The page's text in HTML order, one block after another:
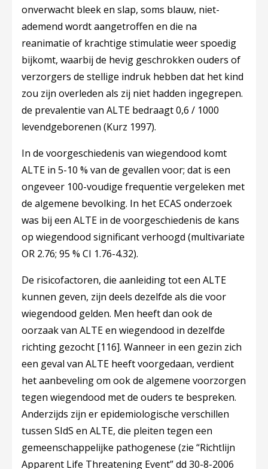
onverwacht bleek en slap, soms blauw, niet-
ademend wordt aangetroffen en die na
reanimatie of krachtige stimulatie weer spoedig
bijkomt, waarbij de hevig geschrokken ouders of
verzorgers de stellige indruk hebben dat het kind
zou zijn overleden als zij niet hadden ingegrepen.
de prevalentie van ALTE bedraagt 0,6 / 1000
levendgeborenen (Kurz 1997).
In de voorgeschiedenis van wiegendood komt
ALTE in 5-10 % van de gevallen voor; dat is een
ongeveer 100-voudige frequentie vergeleken met
de algemene bevolking. In het ECAS onderzoek
was bij een ALTE in de voorgeschiedenis de kans
op wiegendood significant verhoogd (multivariate
OR 2.76; 95 % CI 1.76-4.32).
De risicofactoren, die aanleiding tot een ALTE
kunnen geven, zijn deels dezelfde als die voor
wiegendood gelden. Men heeft dan ook de
oorzaak van ALTE en wiegendood in dezelfde
richting gezocht [116]. Wanneer in een gezin zich
een geval van ALTE heeft voorgedaan, verdient
het aanbeveling om ook de algemene voorzorgen
tegen wiegendood met de ouders te bespreken.
Anderzijds zijn er epidemiologische verschillen
tussen SIdS en ALTE, die pleiten tegen een
gemeenschappelijke pathogenese (zie “Richtlijn
Apparent Life Threatening Event” dd 30-8-2006